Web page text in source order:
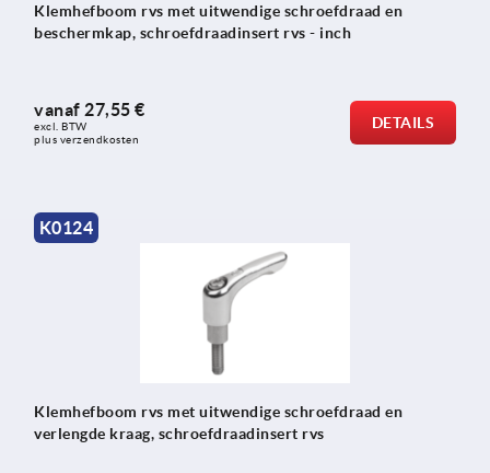
Klemhefboom rvs met uitwendige schroefdraad en
beschermkap, schroefdraadinsert rvs - inch
vanaf 27,55 €
excl. BTW
plus verzendkosten
DETAILS
K0124
Klemhefboom rvs met uitwendige schroefdraad en
verlengde kraag, schroefdraadinsert rvs